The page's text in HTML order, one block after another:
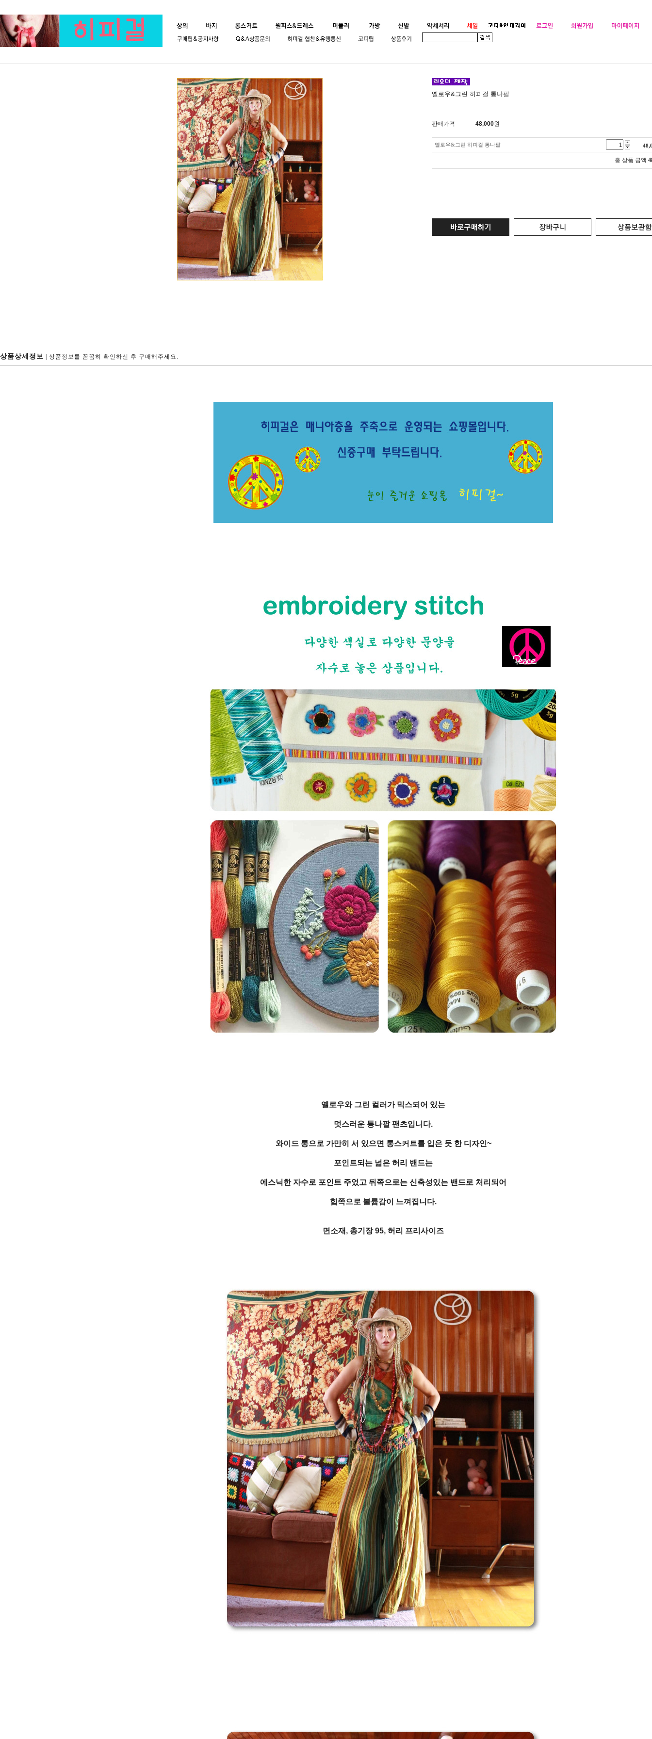
옐로우&그린 히피걸 통나팔
판매가격 48,000원
옐로우&그린 히피걸 통나팔
총 상품 금액
상품상세정보 | 상품정보를 꼼꼼히 확인하신 후 구매해주세요.
옐로우와 그린 컬러가 믹스되어 있는
멋스러운 통나팔 팬츠입니다.
와이드 통으로 가만히 서 있으면 롱스커트를 입은 듯 한 디자인~
포인트되는 넓은 허리 밴드는
에스닉한 자수로 포인트 주었고 뒤쪽으로는 신축성있는 밴드로 처리되어
힙쪽으로 볼륨감이 느껴집니다.
면소재, 총기장 95, 허리 프리사이즈